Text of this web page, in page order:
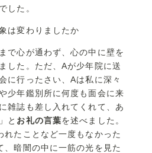
した。
は変わりましたか
で心が通わず、心の中に壁を
した。ただ、Aが少年院に送
に行ったさい、Aは私に深々
少年鑑別所に何度も面会に来
雑誌も差し入れてくれて、あ
と お礼の言葉を述べました。
れたことなど一度もなかった
、暗闇の中に一筋の光を見た